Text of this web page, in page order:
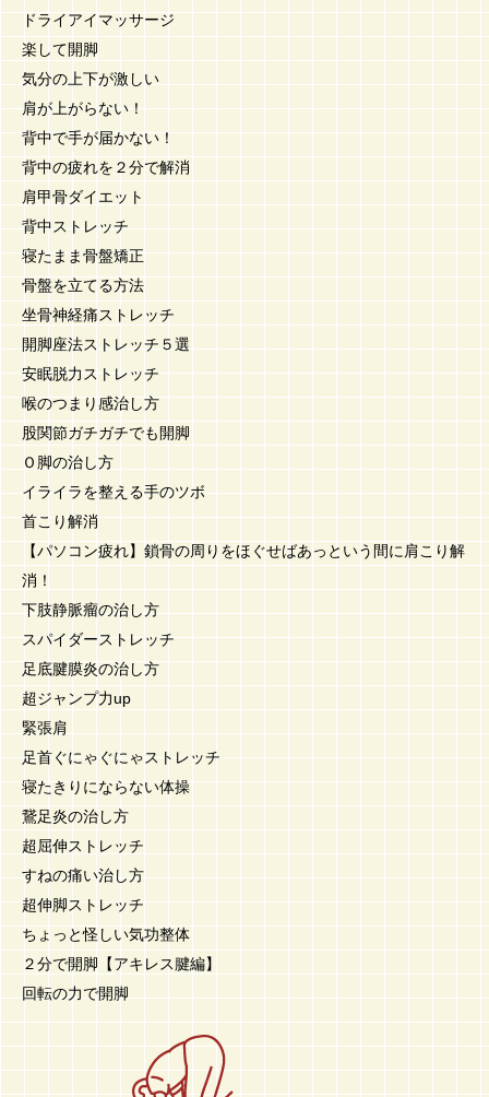
ドライアイマッサージ
楽して開脚
気分の上下が激しい
肩が上がらない！
背中で手が届かない！
背中の疲れを２分で解消
肩甲骨ダイエット
背中ストレッチ
寝たまま骨盤矯正
骨盤を立てる方法
坐骨神経痛ストレッチ
開脚座法ストレッチ５選
安眠脱力ストレッチ
喉のつまり感治し方
股関節ガチガチでも開脚
Ｏ脚の治し方
イライラを整える手のツボ
首こり解消
【パソコン疲れ】鎖骨の周りをほぐせばあっという間に肩こり解
消！
下肢静脈瘤の治し方
スパイダーストレッチ
足底腱膜炎の治し方
超ジャンプ力up
緊張肩
足首ぐにゃぐにゃストレッチ
寝たきりにならない体操
鵞足炎の治し方
超屈伸ストレッチ
すねの痛い治し方
超伸脚ストレッチ
ちょっと怪しい気功整体
２分で開脚【アキレス腱編】
回転の力で開脚